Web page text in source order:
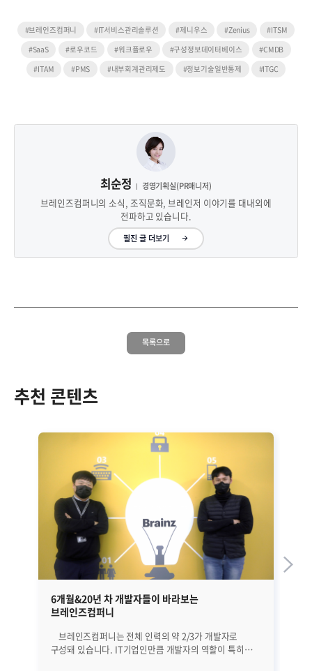
#브레인즈컴퍼니 #IT서비스관리솔루션 #제니우스 #Zenius
#ITSM
#SaaS
#로우코드 #워크플로우 #구성정보데이터베이스
#CMDB
#ITAM
#PMS #내부회계관리제도 #정보기술일반통제 #ITGC
최순정 경영기획실(PR매니저)
브레인즈컴퍼니의 소식, 조직문화, 브레인저 이야기를 대내외에
전파하고 있습니다.
필진 글 더보기
목록으로
추천 콘텐츠
6개월&20년 차 개발자들이 바라보는
브레인즈컴퍼니
브레인즈컴퍼니는 전체 인력의 약 2/3가 개발자로
구성돼 있습니다. IT기업인만큼 개발자의 역할이 특히